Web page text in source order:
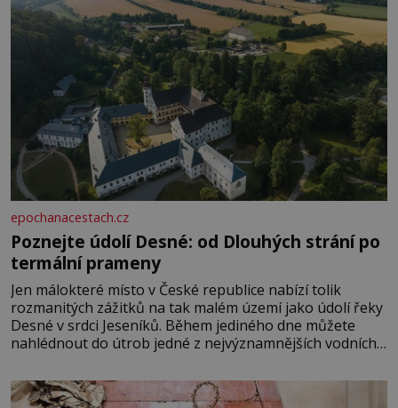
epochanacestach.cz
Poznejte údolí Desné: od Dlouhých strání po
termální prameny
Jen málokteré místo v České republice nabízí tolik
rozmanitých zážitků na tak malém území jako údolí řeky
Desné v srdci Jeseníků. Během jediného dne můžete
nahlédnout do útrob jedné z nejvýznamnějších vodních
se na koloběžce a den zakončit poznáváním památek ve
Velkých Losinách nebo v termálním